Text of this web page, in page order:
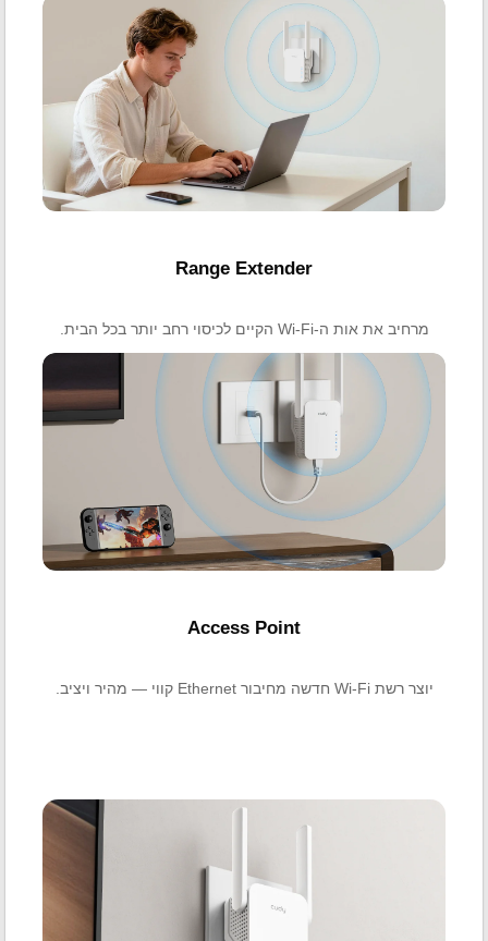
Range Extender
מרחיב את אות ה-Wi-Fi הקיים לכיסוי רחב יותר בכל הבית.
Access Point
יוצר רשת Wi-Fi חדשה מחיבור Ethernet קווי — מהיר ויציב.